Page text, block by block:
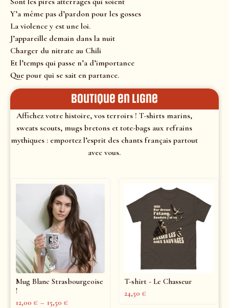
Y’a même pas d’pardon pour les gosses
La violence y est une loi.
J’appareille demain dans la nuit
Charger du nitrate au Chili
Et l’temps qui passe n’a d’importance
Que pour qui se sait en partance.
Boutique en ligne
Affichez votre histoire, vos terroirs ! T-shirts marins,
sweats scouts, mugs bretons et tote-bags aux refrains
mythiques : emportez l’esprit des chants français partout
avec vous.
Mug Blanc Strasbourgeoise
!
12,00 € – 15,50 €
T-shirt - Le Chasseur
24,50 €